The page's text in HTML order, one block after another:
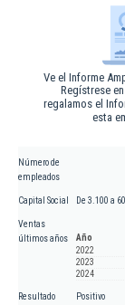
Ve el Informe
Regístrese
regalamos el
esta
Número de
empleados
Capital Social De 3.100 a
Ventas
últimos años
Año
2022
2023
2024
Resultado
Positivo